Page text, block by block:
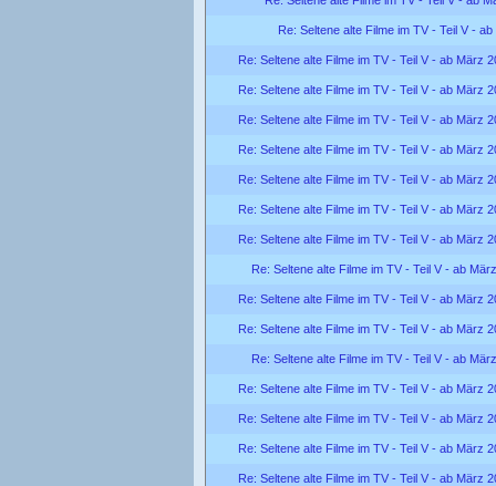
Re: Seltene alte Filme im TV - Teil V -
Re: Seltene alte Filme im TV - Teil V - ab März
Re: Seltene alte Filme im TV - Teil V - ab März
Re: Seltene alte Filme im TV - Teil V - ab März
Re: Seltene alte Filme im TV - Teil V - ab März
Re: Seltene alte Filme im TV - Teil V - ab März
Re: Seltene alte Filme im TV - Teil V - ab März
Re: Seltene alte Filme im TV - Teil V - ab März
Re: Seltene alte Filme im TV - Teil V - ab
Re: Seltene alte Filme im TV - Teil V - ab März
Re: Seltene alte Filme im TV - Teil V - ab März
Re: Seltene alte Filme im TV - Teil V - ab
Re: Seltene alte Filme im TV - Teil V - ab März
Re: Seltene alte Filme im TV - Teil V - ab März
Re: Seltene alte Filme im TV - Teil V - ab März
Re: Seltene alte Filme im TV - Teil V - ab März